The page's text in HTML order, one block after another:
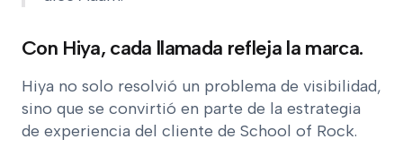
Con Hiya, cada llamada refleja la marca.
Hiya no solo resolvió un problema de visibilidad,
sino que se convirtió en parte de la estrategia
de experiencia del cliente de School of Rock.